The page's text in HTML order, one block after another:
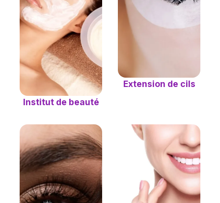
Institut de beauté
Extension de cils